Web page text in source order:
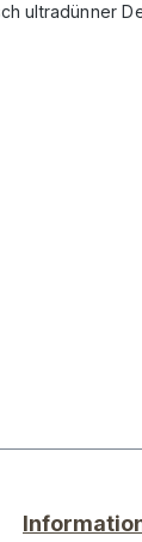
ultradünner